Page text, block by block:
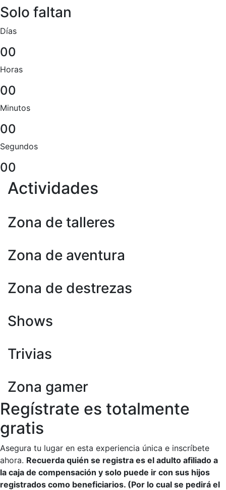
Solo faltan
Días
00
Horas
00
Minutos
00
Segundos
00
Actividades
Zona de talleres
Zona de aventura
Zona de destrezas
Shows
Trivias
Zona gamer
Regístrate es totalmente
gratis
Asegura tu lugar en esta experiencia única e inscríbete
ahora. Recuerda quién se registra es el adulto afiliado a
la caja de compensación y solo puede ir con sus hijos
registrados como beneficiarios. (Por lo cual se pedirá el